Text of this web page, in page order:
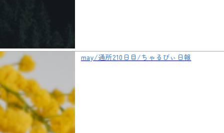
may/通所210日目/ちゃるびぃ日報